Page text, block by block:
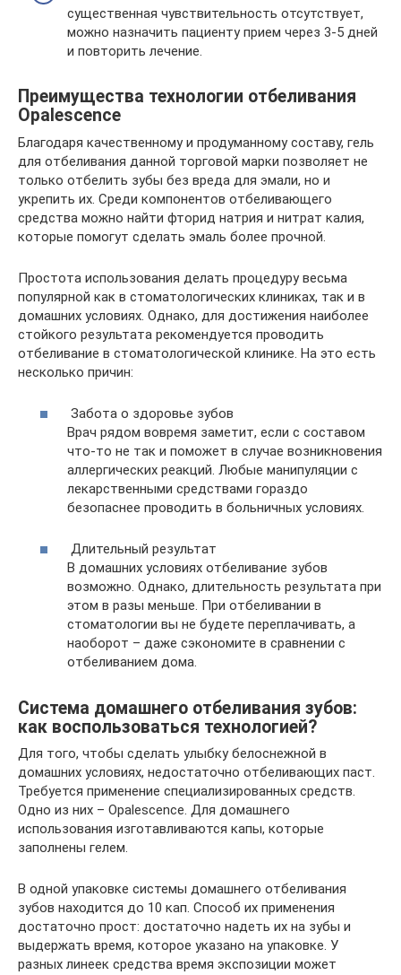
существенная чувствительность отсутствует,
можно назначить пациенту прием через 3-5 дней
и повторить лечение.
Преимущества технологии отбеливания
Opalescence
Благодаря качественному и продуманному составу, гель
для отбеливания данной торговой марки позволяет не
только отбелить зубы без вреда для эмали, но и
укрепить их. Среди компонентов отбеливающего
средства можно найти фторид натрия и нитрат калия,
которые помогут сделать эмаль более прочной.
Простота использования делать процедуру весьма
популярной как в стоматологических клиниках, так и в
домашних условиях. Однако, для достижения наиболее
стойкого результата рекомендуется проводить
отбеливание в стоматологической клинике. На это есть
несколько причин:
Забота о здоровье зубов
Врач рядом вовремя заметит, если с составом
что-то не так и поможет в случае возникновения
аллергических реакций. Любые манипуляции с
лекарственными средствами гораздо
безопаснее проводить в больничных условиях.
Длительный результат
В домашних условиях отбеливание зубов
возможно. Однако, длительность результата при
этом в разы меньше. При отбеливании в
стоматологии вы не будете переплачивать, а
наоборот – даже сэкономите в сравнении с
отбеливанием дома.
Система домашнего отбеливания зубов:
как воспользоваться технологией?
Для того, чтобы сделать улыбку белоснежной в
домашних условиях, недостаточно отбеливающих паст.
Требуется применение специализированных средств.
Одно из них – Opalescence. Для домашнего
использования изготавливаются капы, которые
заполнены гелем.
В одной упаковке системы домашнего отбеливания
зубов находится до 10 кап. Способ их применения
достаточно прост: достаточно надеть их на зубы и
выдержать время, которое указано на упаковке. У
разных линеек средства время экспозиции может